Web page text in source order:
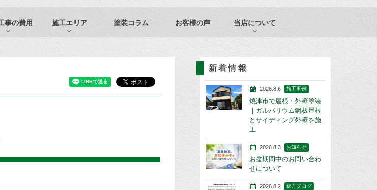
事の費用 施工エリア 塗装コラム お客様の声 当店について
新着情報
2026.8.6 施工事例
焼津市で屋根・外壁塗装
｜ガルバリウム鋼板屋根
とサイディング外壁を施
工
2026.8.3 お知らせ
お盆期間中のお問い合わ
せについて
2026.8.2 親方ブログ